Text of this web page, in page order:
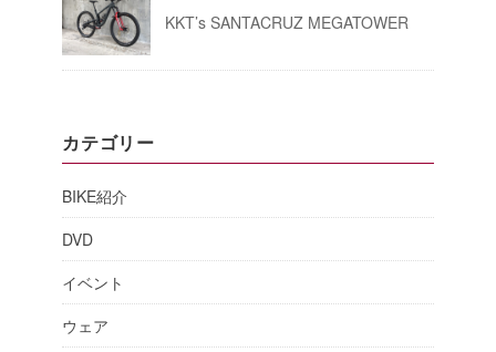
KKT’s SANTACRUZ MEGATOWER
カテゴリー
BIKE紹介
DVD
イベント
ウェア